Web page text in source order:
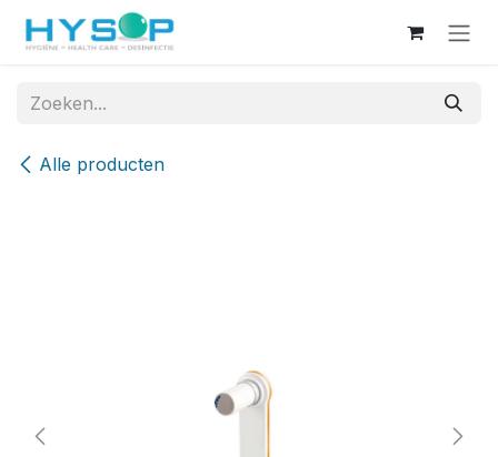
Overslaan naar inhoud
Alle producten